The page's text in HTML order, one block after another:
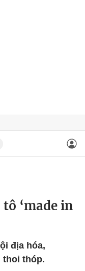
‘made in
địa hóa,
thoi thóp.